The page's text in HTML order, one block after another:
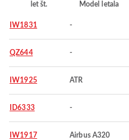
let št. Model letala
IW1831 -
QZ644 -
IW1925 ATR
ID6333 -
IW1917 Airbus A320